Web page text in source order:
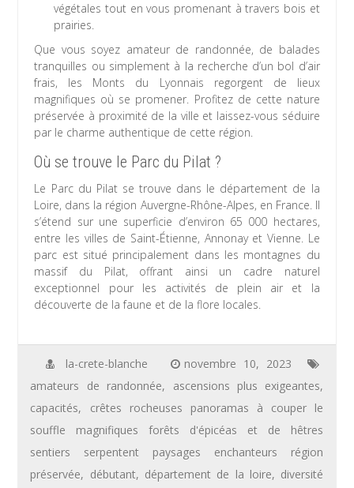
végétales tout en vous promenant à travers bois et
prairies.
Que vous soyez amateur de randonnée, de balades
tranquilles ou simplement à la recherche d’un bol d’air
frais, les Monts du Lyonnais regorgent de lieux
magnifiques où se promener. Profitez de cette nature
préservée à proximité de la ville et laissez-vous séduire
par le charme authentique de cette région.
Où se trouve le Parc du Pilat ?
Le Parc du Pilat se trouve dans le département de la
Loire, dans la région Auvergne-Rhône-Alpes, en France. Il
s’étend sur une superficie d’environ 65 000 hectares,
entre les villes de Saint-Étienne, Annonay et Vienne. Le
parc est situé principalement dans les montagnes du
massif du Pilat, offrant ainsi un cadre naturel
exceptionnel pour les activités de plein air et la
découverte de la faune et de la flore locales.
la-crete-blanche
novembre 10, 2023
amateurs de randonnée, ascensions plus exigeantes,
capacités, crêtes rocheuses panoramas à couper le
souffle magnifiques forêts d'épicéas et de hêtres
sentiers serpentent paysages enchanteurs région
préservée, débutant, département de la loire, diversité